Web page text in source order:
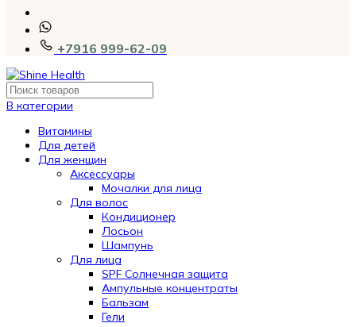
+7916 999-62-09
В категории
Витамины
Для детей
Для женщин
Аксессуары
Мочалки для лица
Для волос
Кондиционер
Лосьон
Шампунь
Для лица
SPF Солнечная защита
Ампульные концентраты
Бальзам
Гели